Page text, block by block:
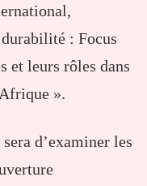
: Focus
et leurs rôles dans
».
d’examiner les